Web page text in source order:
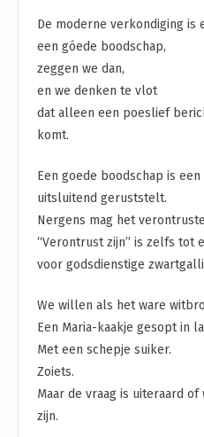
De moderne verkondiging is
een góede boodschap,
zeggen we dan,
en we denken te vlot
dat alleen een poeslief
komt.
Een goede boodschap is
uitsluitend geruststelt.
Nergens mag het
“Verontrust zijn” is zelfs tot
voor godsdienstige
We willen als het ware
Een Maria-kaakje gesopt in
Met een schepje suiker.
Zoiets.
Maar de vraag is uiteraard
zijn.